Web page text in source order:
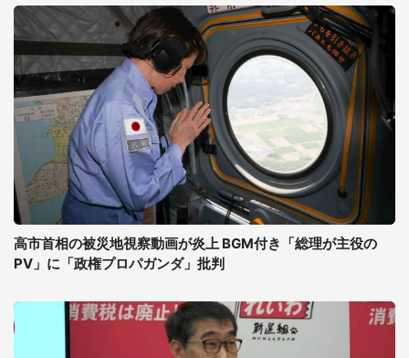
高市首相の被災地視察動画が炎上 BGM付き「総理が主役の
PV」に「政権プロパガンダ」批判